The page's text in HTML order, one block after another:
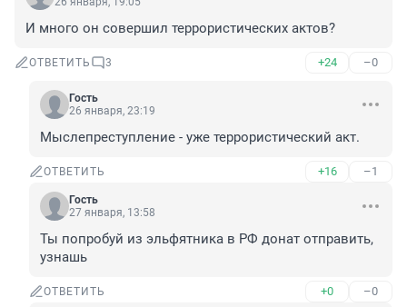
И много он совершил террористических актов?
ОТВЕТИТЬ 3 +24 –0
Гость
26 января, 23:19
Мыслепреступление - уже террористический акт.
ОТВЕТИТЬ +16 –1
Гость
27 января, 13:58
Ты попробуй из эльфятника в РФ донат отправить,
узнашь
ОТВЕТИТЬ +0 –0